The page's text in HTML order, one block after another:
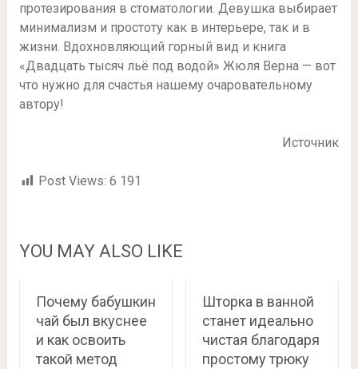
протезирования в стоматологии. Девушка выбирает
минимализм и простоту как в интерьере, так и в
жизни. Вдохновляющий горный вид и книга
«Двадцать тысяч льё под водой» Жюля Верна — вот
что нужно для счастья нашему очаровательному
автору!
Источник
Post Views: 6 191
YOU MAY ALSO LIKE
Почему бабушкин
чай был вкуснее
и как освоить
такой метод
Шторка в ванной
станет идеально
чистая благодаря
простому трюку